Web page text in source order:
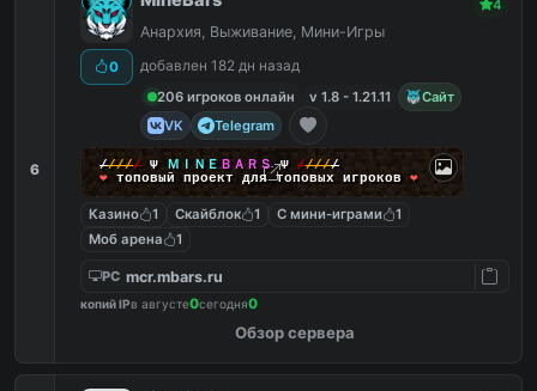
6
0
4
Анархия, Выживание, Мини-Игры
добавлен 182 дн назад
206 игроков онлайн
v 1.8 - 1.21.11
Сайт
VK
Telegram
///// Ψ ＭＩＮＥ ＢＡＲＳ Ψ /////
❤ топовый проект для топовых игроков ❤
Казино 1 Скайблок 1 С мини-играми
1
Моб арена
1
PC mcr.mbars.ru
копий IPв августе0сегодня0
Обзор сервера